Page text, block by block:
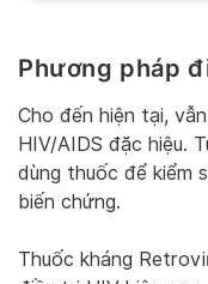
Phương pháp
Cho đến hiện tại,
HIV/AIDS đặc hiệu.
dùng thuốc để kiểm
biến chứng.
Thuốc kháng